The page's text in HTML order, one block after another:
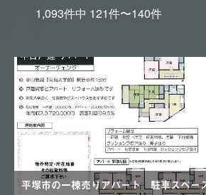
1,093件中 121件〜140件